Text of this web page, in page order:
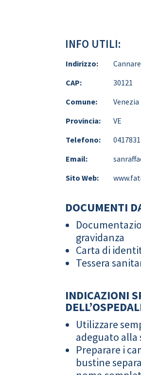
INFO UTILI:
Indirizzo:
CAP:
30121
Comune:
Venezia
Provincia:
VE
Telefono:
Email:
Sito Web:
DOCUMENTI
gravidanza
Carta di
Tessera
INDICAZIONI
Utilizzare
adeguato alla
Preparare i
bustine